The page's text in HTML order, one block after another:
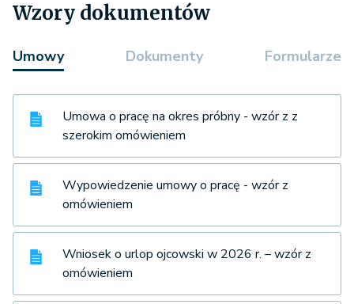
Wzory dokumentów
Umowy Dokumenty Formularze
Umowa o pracę na okres próbny - wzór z z
szerokim omówieniem
Wypowiedzenie umowy o pracę - wzór z
omówieniem
Wniosek o urlop ojcowski w 2026 r. – wzór z
omówieniem